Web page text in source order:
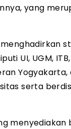
yang
UGM, ITB,
serta